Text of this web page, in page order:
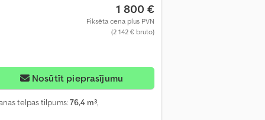
1 800 €
Fiksēta cena plus PVN
(2 142 € bruto)
Nosūtīt pieprasījumu
telpas tilpums:76,4 m³,